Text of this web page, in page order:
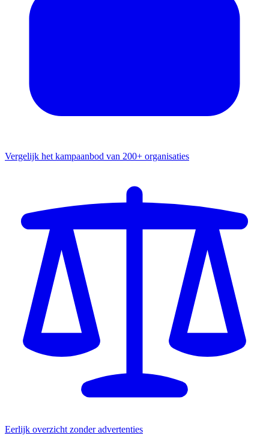
Vergelijk het kampaanbod van 200+ organisaties
Eerlijk overzicht zonder advertenties